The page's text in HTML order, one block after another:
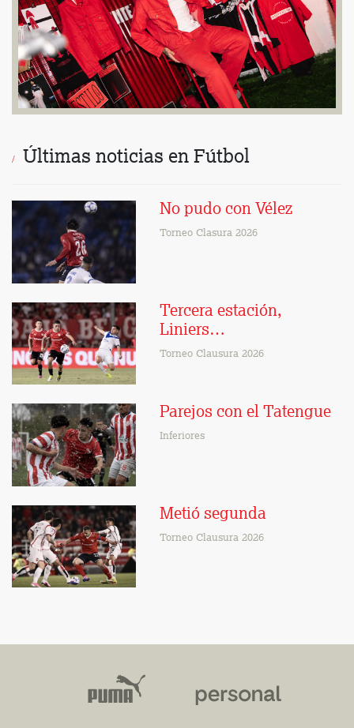
Últimas noticias en Fútbol
No pudo con Vélez
Torneo Clasura 2026
Tercera estación,
Liniers…
Torneo Clausura 2026
Parejos con el Tatengue
Inferiores
Metió segunda
Torneo Clausura 2026